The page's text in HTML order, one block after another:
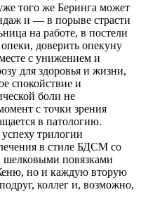
того же Беринга может
и — в порыве страсти
на работе, в постели
доверить опекуну
с унижением и
для здоровья и жизни,
спокойствие и
боли не
с точки зрения
в патологию.
трилогии
в стиле БДСМ со
повязками
но и каждую вторую
коллег и, возможно,